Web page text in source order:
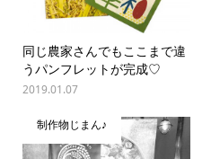
同じ農家さんでもここまで違
うパンフレットが完成♡
2019.01.07
制作物じまん♪